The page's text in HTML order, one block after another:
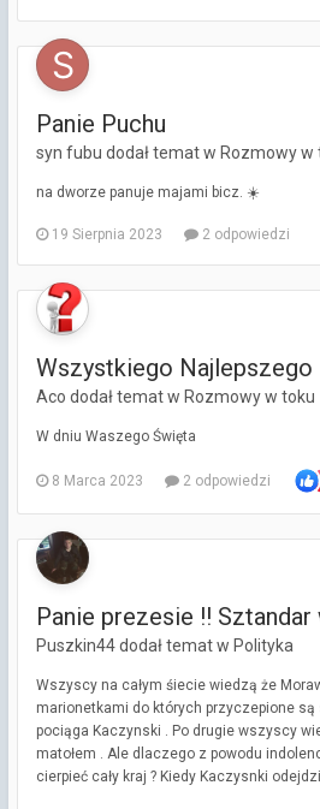
Panie Puchu
syn fubu dodał temat w Rozmowy w
na dworze panuje majami bicz. ☀️
19 Sierpnia 2023 2 odpowiedzi
Wszystkiego Najlepszego
Aco dodał temat w Rozmowy w toku
W dniu Waszego Święta
8 Marca 2023 2 odpowiedzi
Panie prezesie !!
Puszkin44 dodał temat w Polityka
Wszyscy na całym śiecie wiedzą że
marionetkami do których przyczepione
pociąga Kaczynski . Po drugie wszyscy
matołem . Ale dlaczego z powodu
cierpieć cały kraj ? Kiedy Kaczysnki